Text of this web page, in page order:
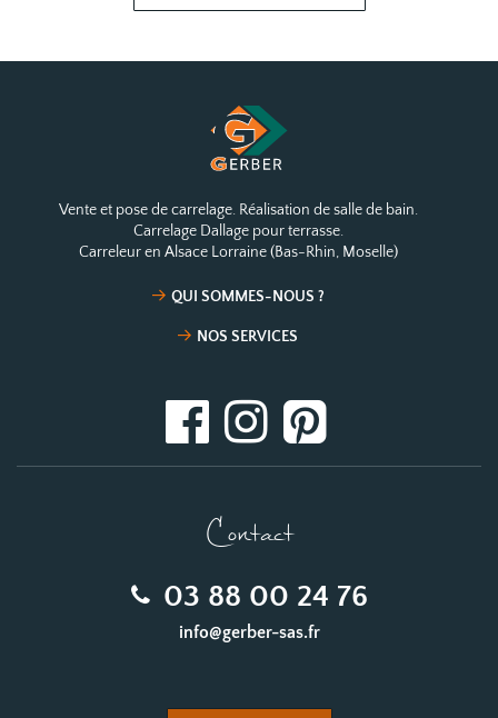
Vente et pose de carrelage. Réalisation de salle de bain.
Carrelage Dallage pour terrasse.
Carreleur en Alsace Lorraine (Bas-Rhin, Moselle)
QUI SOMMES-NOUS ?
NOS SERVICES
Contact
03 88 00 24 76
info@gerber-sas.fr